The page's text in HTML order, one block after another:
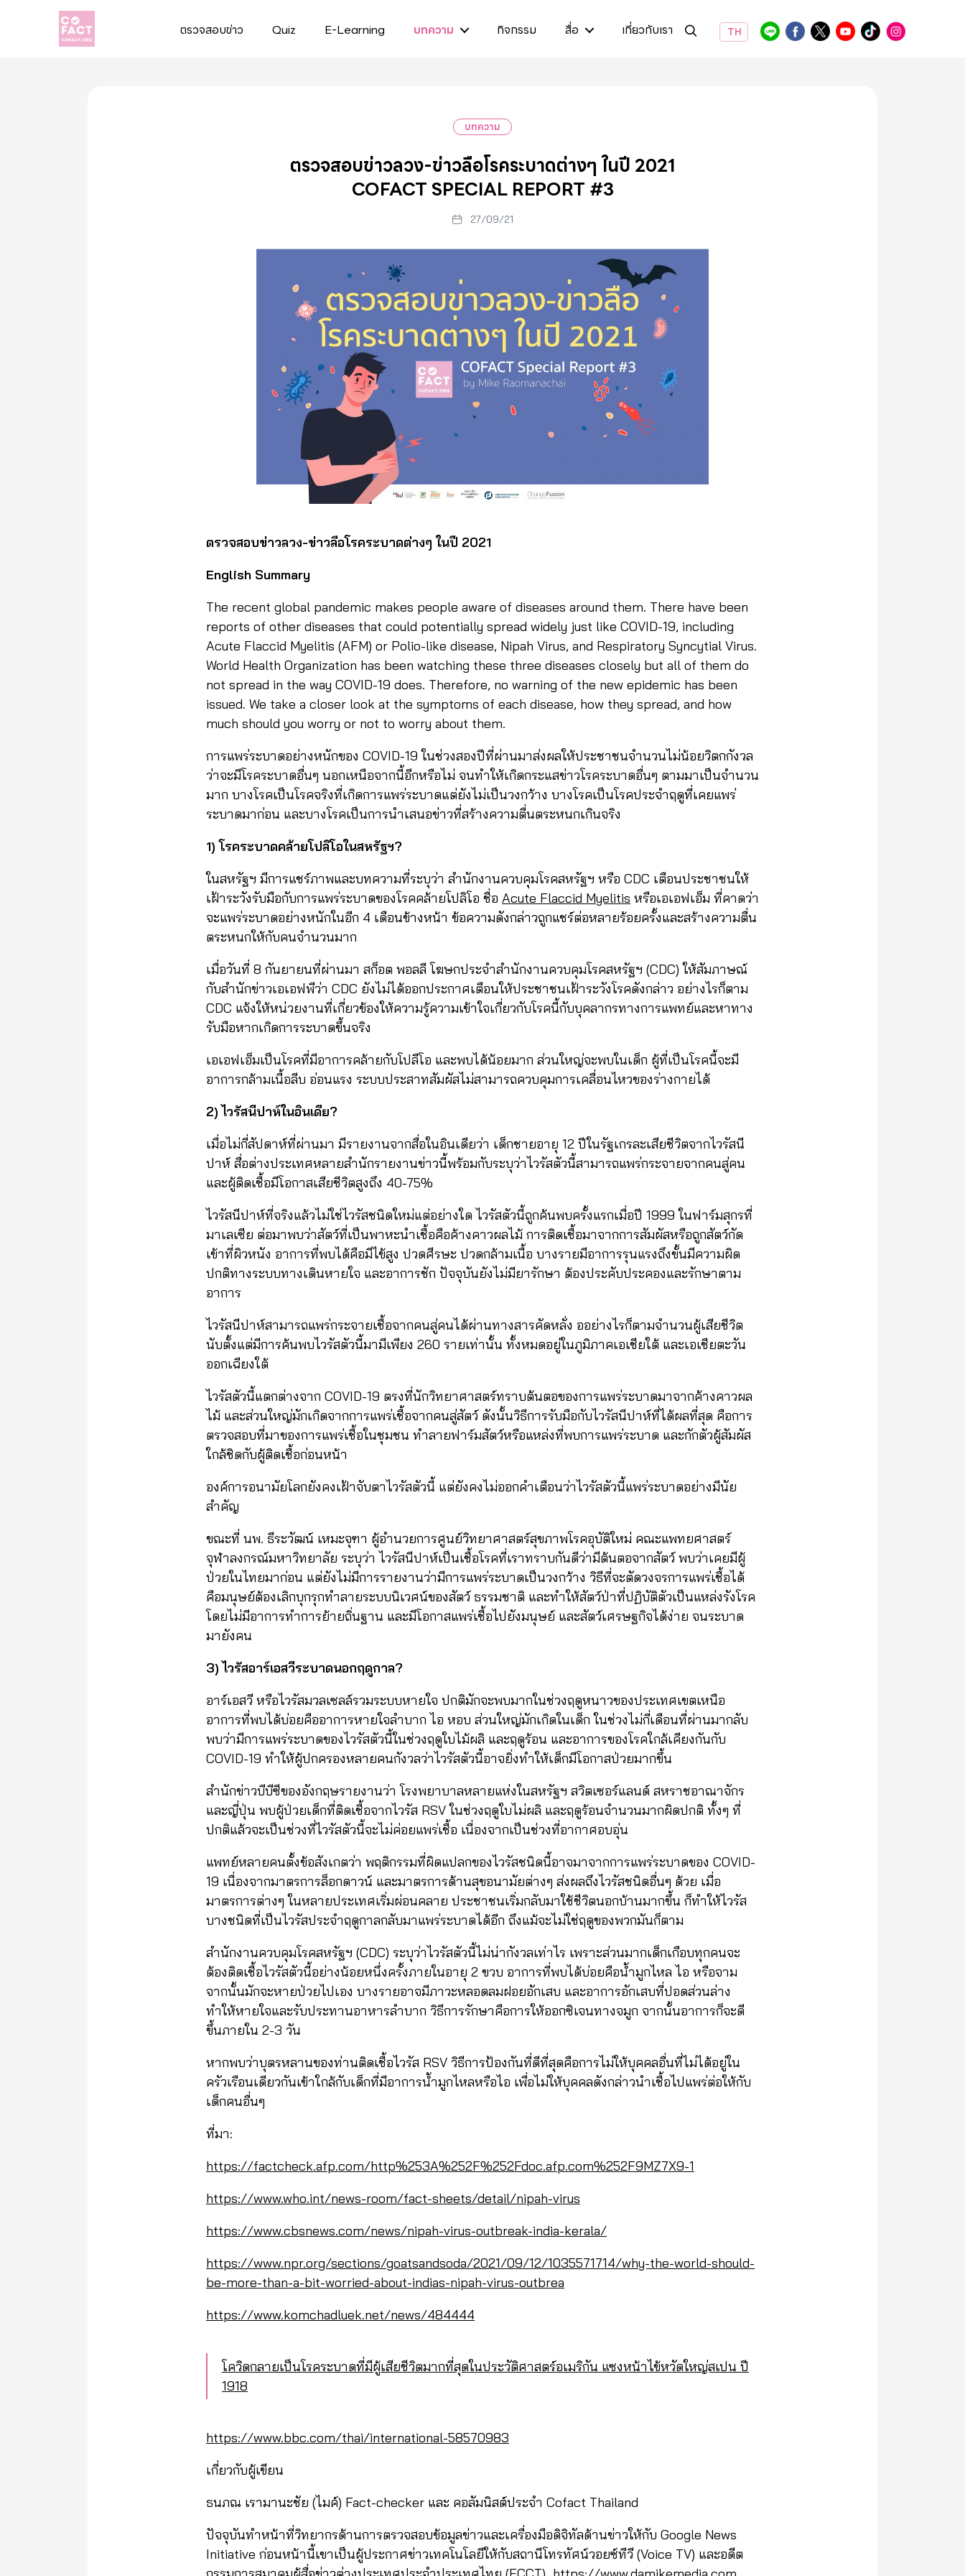
ตรวจสอบข่าว Quiz E-Learning บทความ กิจกรรม สื่อ เกี่ยวกับเรา TH
บทความ
ตรวจสอบข่าวลวง-ข่าวลือโรคระบาดต่างๆ ในปี 2021
COFACT SPECIAL REPORT #3
27/09/21
ตรวจสอบข่าวลวง-ข่าวลือโรคระบาดต่างๆ ในปี 2021
English Summary
The recent global pandemic makes people aware of diseases around them. There have been
reports of other diseases that could potentially spread widely just like COVID-19, including
Acute Flaccid Myelitis (AFM) or Polio-like disease, Nipah Virus, and Respiratory Syncytial Virus.
World Health Organization has been watching these three diseases closely but all of them do
not spread in the way COVID-19 does. Therefore, no warning of the new epidemic has been
issued. We take a closer look at the symptoms of each disease, how they spread, and how
much should you worry or not to worry about them.
การแพร่ระบาดอย่างหนักของ COVID-19 ในช่วงสองปีที่ผ่านมาส่งผลให้ประชาชนจำนวนไม่น้อยวิตกกังวล
ว่าจะมีโรคระบาดอื่นๆ นอกเหนือจากนี้อีกหรือไม่ จนทำให้เกิดกระแสข่าวโรคระบาดอื่นๆ ตามมาเป็นจำนวน
มาก บางโรคเป็นโรคจริงที่เกิดการแพร่ระบาดแต่ยังไม่เป็นวงกว้าง บางโรคเป็นโรคประจำฤดูที่เคยแพร่
ระบาดมาก่อน และบางโรคเป็นการนำเสนอข่าวที่สร้างความตื่นตระหนกเกินจริง
1) โรคระบาดคล้ายโปลิโอในสหรัฐฯ?
ในสหรัฐฯ มีการแชร์ภาพและบทความที่ระบุว่า สำนักงานควบคุมโรคสหรัฐฯ หรือ CDC เตือนประชาชนให้
เฝ้าระวังรับมือกับการแพร่ระบาดของโรคคล้ายโปลิโอ ชื่อ Acute Flaccid Myelitis หรือเอเอฟเอ็ม ที่คาดว่า
จะแพร่ระบาดอย่างหนักในอีก 4 เดือนข้างหน้า ข้อความดังกล่าวถูกแชร์ต่อหลายร้อยครั้งและสร้างความตื่น
ตระหนกให้กับคนจำนวนมาก
เมื่อวันที่ 8 กันยายนที่ผ่านมา สก็อต พอลลี โฆษกประจำสำนักงานควบคุมโรคสหรัฐฯ (CDC) ให้สัมภาษณ์
กับสำนักข่าวเอเอฟพีว่า CDC ยังไม่ได้ออกประกาศเตือนให้ประชาชนเฝ้าระวังโรคดังกล่าว อย่างไรก็ตาม
CDC แจ้งให้หน่วยงานที่เกี่ยวข้องให้ความรู้ความเข้าใจเกี่ยวกับโรคนี้กับบุคลากรทางการแพทย์และหาทาง
รับมือหากเกิดการระบาดขึ้นจริง
เอเอฟเอ็มเป็นโรคที่มีอาการคล้ายกับโปลีโอ และพบได้น้อยมาก ส่วนใหญ่จะพบในเด็ก ผู้ที่เป็นโรคนี้จะมี
อาการกล้ามเนื้อลีบ อ่อนแรง ระบบประสาทสัมผัสไม่สามารถควบคุมการเคลื่อนไหวของร่างกายได้
2) ไวรัสนีปาห์ในอินเดีย?
เมื่อไม่กี่สัปดาห์ที่ผ่านมา มีรายงานจากสื่อในอินเดียว่า เด็กชายอายุ 12 ปีในรัฐเกรละเสียชีวิตจากไวรัสนี
ปาห์ สื่อต่างประเทศหลายสำนักรายงานข่าวนี้พร้อมกับระบุว่าไวรัสตัวนี้สามารถแพร่กระจายจากคนสู่คน
และผู้ติดเชื้อมีโอกาสเสียชีวิตสูงถึง 40-75%
ไวรัสนีปาห์ที่จริงแล้วไม่ใช่ไวรัสชนิดใหม่แต่อย่างใด ไวรัสตัวนี้ถูกค้นพบครั้งแรกเมื่อปี 1999 ในฟาร์มสุกรที่
มาเลเซีย ต่อมาพบว่าสัตว์ที่เป็นพาหะนำเชื้อคือค้างคาวผลไม้ การติดเชื้อมาจากการสัมผัสหรือถูกสัตว์กัด
เข้าที่ผิวหนัง อาการที่พบได้คือมีไข้สูง ปวดศีรษะ ปวดกล้ามเนื้อ บางรายมีอาการรุนแรงถึงขั้นมีความผิด
ปกติทางระบบทางเดินหายใจ และอาการชัก ปัจจุบันยังไม่มียารักษา ต้องประคับประคองและรักษาตาม
อาการ
ไวรัสนีปาห์สามารถแพร่กระจายเชื้อจากคนสู่คนได้ผ่านทางสารคัดหลั่ง ออย่างไรก็ตามจำนวนผู้เสียชีวิต
นับตั้งแต่มีการค้นพบไวรัสตัวนี้มามีเพียง 260 รายเท่านั้น ทั้งหมดอยู่ในภูมิภาคเอเชียใต้ และเอเชียตะวัน
ออกเฉียงใต้
ไวรัสตัวนี้แตกต่างจาก COVID-19 ตรงที่นักวิทยาศาสตร์ทราบต้นตอของการแพร่ระบาดมาจากค้างคาวผล
ไม้ และส่วนใหญ่มักเกิดจากการแพร่เชื้อจากคนสู่สัตว์ ดังนั้นวิธีการรับมือกับไวรัสนีปาห์ที่ได้ผลที่สุด คือการ
ตรวจสอบที่มาของการแพร่เชื้อในชุมชน ทำลายฟาร์มสัตว์หรือแหล่งที่พบการแพร่ระบาด และกักตัวผู้สัมผัส
ใกล้ชิดกับผู้ติดเชื้อก่อนหน้า
องค์การอนามัยโลกยังคงเฝ้าจับตาไวรัสตัวนี้ แต่ยังคงไม่ออกคำเตือนว่าไวรัสตัวนี้แพร่ระบาดอย่างมีนัย
สำคัญ
ขณะที่ นพ. ธีระวัฒน์ เหมะจุฑา ผู้อำนวยการศูนย์วิทยาศาสตร์สุขภาพโรคอุบัติใหม่ คณะแพทยศาสตร์
จุฬาลงกรณ์มหาวิทยาลัย ระบุว่า ไวรัสนีปาห์เป็นเชื้อโรคที่เราทราบกันดีว่ามีต้นตอจากสัตว์ พบว่าเคยมีผู้
ป่วยในไทยมาก่อน แต่ยังไม่มีการรายงานว่ามีการแพร่ระบาดเป็นวงกว้าง วิธีที่จะตัดวงจรการแพร่เชื้อได้
คือมนุษย์ต้องเลิกบุกรุกทำลายระบบนิเวศน์ของสัตว์ ธรรมชาติ และทำให้สัตว์ป่าที่ปฏิบัติตัวเป็นแหล่งรังโรค
โดยไม่มีอาการทำการย้ายถิ่นฐาน และมีโอกาสแพร่เชื้อไปยังมนุษย์ และสัตว์เศรษฐกิจได้ง่าย จนระบาด
มายังคน
3) ไวรัสอาร์เอสวีระบาดนอกฤดูกาล?
อาร์เอสวี หรือไวรัสมวลเซลล์รวมระบบหายใจ ปกติมักจะพบมากในช่วงฤดูหนาวของประเทศเขตเหนือ
อาการที่พบได้บ่อยคืออาการหายใจลำบาก ไอ หอบ ส่วนใหญ่มักเกิดในเด็ก ในช่วงไม่กี่เดือนที่ผ่านมากลับ
พบว่ามีการแพร่ระบาดของไวรัสตัวนี้ในช่วงฤดูใบไม้ผลิ และฤดูร้อน และอาการของโรคใกล้เคียงกันกับ
COVID-19 ทำให้ผู้ปกครองหลายคนกังวลว่าไวรัสตัวนี้อาจยิ่งทำให้เด็กมีโอกาสป่วยมากขึ้น
สำนักข่าวบีบีซีของอังกฤษรายงานว่า โรงพยาบาลหลายแห่งในสหรัฐฯ สวิตเซอร์แลนด์ สหราชอาณาจักร
และญี่ปุ่น พบผู้ป่วยเด็กที่ติดเชื้อจากไวรัส RSV ในช่วงฤดูใบไม่ผลิ และฤดูร้อนจำนวนมากผิดปกติ ทั้งๆ ที่
ปกติแล้วจะเป็นช่วงที่ไวรัสตัวนี้จะไม่ค่อยแพร่เชื้อ เนื่องจากเป็นช่วงที่อากาศอบอุ่น
แพทย์หลายคนตั้งข้อสังเกตว่า พฤติกรรมที่ผิดแปลกของไวรัสชนิดนี้อาจมาจากการแพร่ระบาดของ COVID-
19 เนื่องจากมาตรการล็อกดาวน์ และมาตรการด้านสุขอนามัยต่างๆ ส่งผลถึงไวรัสชนิดอื่นๆ ด้วย เมื่อ
มาตรการต่างๆ ในหลายประเทศเริ่มผ่อนคลาย ประชาชนเริ่มกลับมาใช้ชีวิตนอกบ้านมากขึ้น ก็ทำให้ไวรัส
บางชนิดที่เป็นไวรัสประจำฤดูกาลกลับมาแพร่ระบาดได้อีก ถึงแม้จะไม่ใช่ฤดูของพวกมันก็ตาม
สำนักงานควบคุมโรคสหรัฐฯ (CDC) ระบุว่าไวรัสตัวนี้ไม่น่ากังวลเท่าไร เพราะส่วนมากเด็กเกือบทุกคนจะ
ต้องติดเชื้อไวรัสตัวนี้อย่างน้อยหนึ่งครั้งภายในอายุ 2 ขวบ อาการที่พบได้บ่อยคือน้ำมูกไหล ไอ หรือจาม
จากนั้นมักจะหายป่วยไปเอง บางรายอาจมีภาวะหลอดลมฝอยอักเสบ และอาการอักเสบที่ปอดส่วนล่าง
ทำให้หายใจและรับประทานอาหารลำบาก วิธีการรักษาคือการให้ออกซิเจนทางจมูก จากนั้นอาการก็จะดี
ขึ้นภายใน 2-3 วัน
หากพบว่าบุตรหลานของท่านติดเชื้อไวรัส RSV วิธีการป้องกันที่ดีที่สุดคือการไม่ให้บุคคลอื่นที่ไม่ได้อยู่ใน
ครัวเรือนเดียวกันเข้าใกล้กับเด็กที่มีอาการน้ำมูกไหลหรือไอ เพื่อไม่ให้บุคคลดังกล่าวนำเชื้อไปแพร่ต่อให้กับ
เด็กคนอื่นๆ
ที่มา:
https://factcheck.afp.com/http%253A%252F%252Fdoc.afp.com%252F9MZ7X9-1
https://www.who.int/news-room/fact-sheets/detail/nipah-virus
https://www.cbsnews.com/news/nipah-virus-outbreak-india-kerala/
https://www.npr.org/sections/goatsandsoda/2021/09/12/1035571714/why-the-world-should-
be-more-than-a-bit-worried-about-indias-nipah-virus-outbrea
https://www.komchadluek.net/news/484444
โควิดกลายเป็นโรคระบาดที่มีผู้เสียชีวิตมากที่สุดในประวัติศาสตร์อเมริกัน แซงหน้าไข้หวัดใหญ่สเปน ปี
1918
https://www.bbc.com/thai/international-58570983
เกี่ยวกับผู้เขียน
ธนภณ เรามานะชัย (ไมค์) Fact-checker และ คอลัมนิสต์ประจำ Cofact Thailand
ปัจจุบันทำหน้าที่วิทยากรด้านการตรวจสอบข้อมูลข่าวและเครื่องมือดิจิทัลด้านข่าวให้กับ Google News
Initiative ก่อนหน้านี้เขาเป็นผู้ประกาศข่าวเทคโนโลยีให้กับสถานีโทรทัศน์วอยซ์ทีวี (Voice TV) และอดีต